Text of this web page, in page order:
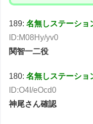
189:名無しステーショ
ID:M08Hy/yv0
関智一二役
180:名無しステーショ
ID:O4I/eOcd0
神尾さん確認